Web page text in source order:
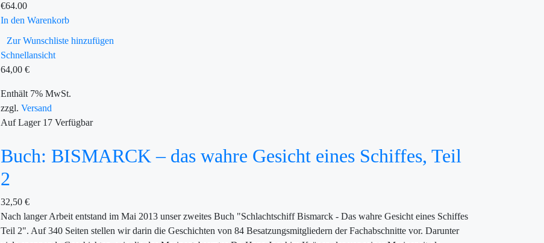
€64.00
In den Warenkorb
Zur Wunschliste hinzufügen
Schnellansicht
64,00 €
Enthält 7% MwSt.
zzgl. Versand
Auf Lager17 Verfügbar
Buch: BISMARCK – das wahre Gesicht eines Schiffes, Teil
2
32,50 €
Nach langer Arbeit entstand im Mai 2013 unser zweites Buch "Schlachtschiff Bismarck - Das wahre Gesicht eines Schiffes
Teil 2". Auf 340 Seiten stellen wir darin die Geschichten von 84 Besatzungsmitgliedern der Fachabschnitte vor. Darunter